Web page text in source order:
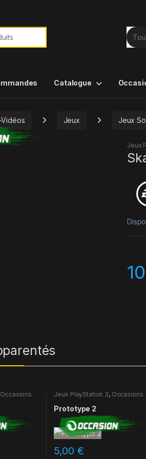
Catalogue
Jeux Jeux
Jeux
Occasions Jeux PlayStation 3, Occasions
Prototype 2
5,00 €